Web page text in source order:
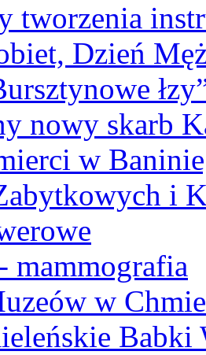
tworzenia
Dzień
nowy skarb
w
i
mammografia
w
Babki